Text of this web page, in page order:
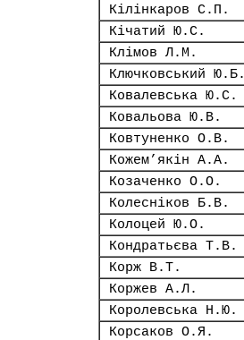
Кілінкаров С.П.
Кічатий Ю.С.
Клімов Л.М.
Ключковський Ю.Б.
Ковалевська Ю.С.
Ковальова Ю.В.
Ковтуненко О.В.
Кожем’якін А.А.
Козаченко О.О.
Колесніков Б.В.
Колоцей Ю.О.
Кондратьєва Т.В.
Корж В.Т.
Коржев А.Л.
Королевська Н.Ю.
Корсаков О.Я.